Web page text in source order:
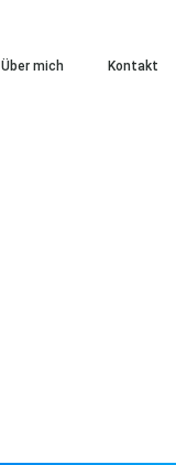
Über mich Kontakt